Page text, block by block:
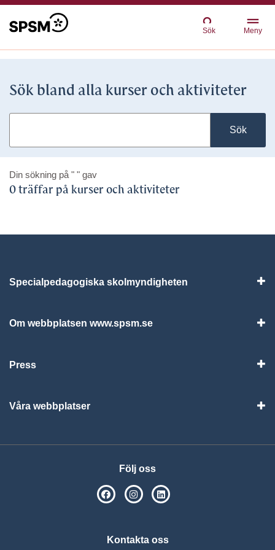
Sök Meny
Sök bland alla kurser och aktiviteter
Sök
Din sökning på " " gav
0 träffar på kurser och aktiviteter
Specialpedagogiska skolmyndigheten
Om webbplatsen www.spsm.se
Press
Våra webbplatser
Följ oss
SPSM på Facebook
SPSM på Instagram
Kontakta oss